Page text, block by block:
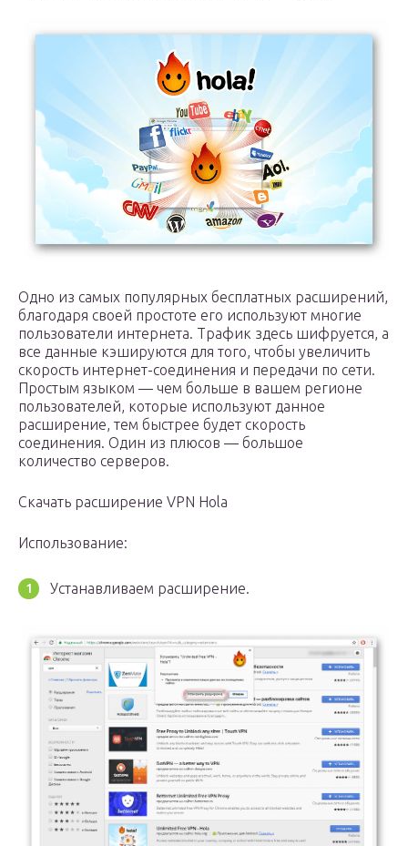
Одно из самых популярных бесплатных расширений,
благодаря своей простоте его используют многие
пользователи интернета. Трафик здесь шифруется, а
все данные кэшируются для того, чтобы увеличить
скорость интернет-соединения и передачи по сети.
Простым языком — чем больше в вашем регионе
пользователей, которые используют данное
расширение, тем быстрее будет скорость
соединения. Один из плюсов — большое
количество серверов.
Скачать расширение VPN Hola
Использование:
Устанавливаем расширение.